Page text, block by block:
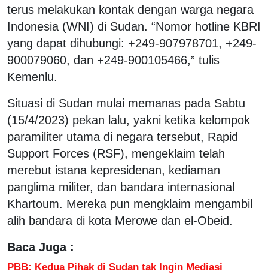
terus melakukan kontak dengan warga negara
Indonesia (WNI) di Sudan. “Nomor hotline KBRI
yang dapat dihubungi: +249-907978701, +249-
900079060, dan +249-900105466,” tulis
Kemenlu.
Situasi di Sudan mulai memanas pada Sabtu
(15/4/2023) pekan lalu, yakni ketika kelompok
paramiliter utama di negara tersebut, Rapid
Support Forces (RSF), mengeklaim telah
merebut istana kepresidenan, kediaman
panglima militer, dan bandara internasional
Khartoum. Mereka pun mengklaim mengambil
alih bandara di kota Merowe dan el-Obeid.
Baca Juga :
PBB: Kedua Pihak di Sudan tak Ingin Mediasi